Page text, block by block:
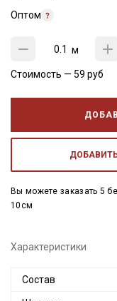
Оптом
м
Стоимость — 59 руб
Вы можете заказать 5
10см
Характеристики
Состав